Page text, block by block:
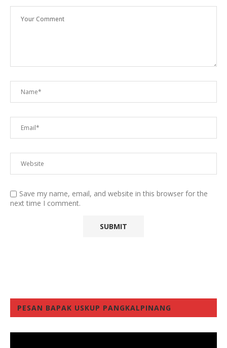
Save my name, email, and website in this browser for the
next time I comment.
PESAN BAPAK USKUP PANGKALPINANG